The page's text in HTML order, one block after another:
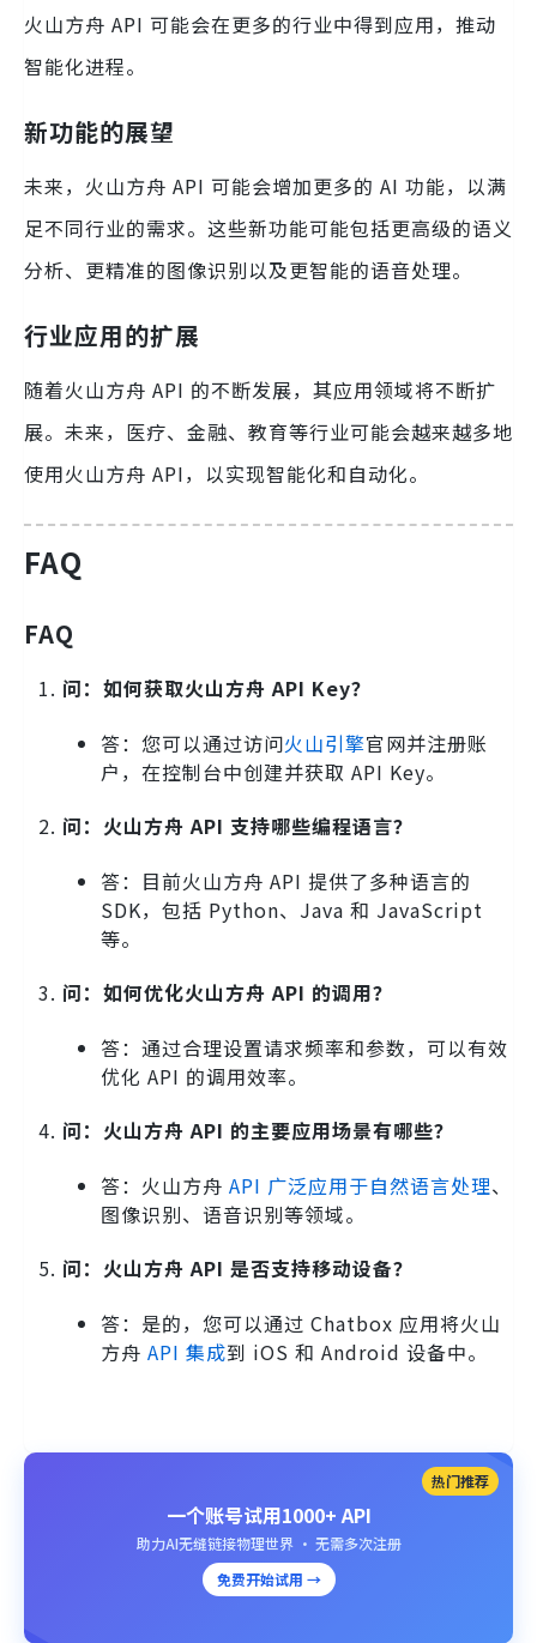
火山方舟 API 可能会在更多的行业中得到应用，推动
智能化进程。
新功能的展望
未来，火山方舟 API 可能会增加更多的 AI 功能，以满
足不同行业的需求。这些新功能可能包括更高级的语义
分析、更精准的图像识别以及更智能的语音处理。
行业应用的扩展
随着火山方舟 API 的不断发展，其应用领域将不断扩
展。未来，医疗、金融、教育等行业可能会越来越多地
使用火山方舟 API，以实现智能化和自动化。
FAQ
FAQ
问：如何获取火山方舟 API Key？
答：您可以通过访问火山引擎官网并注册账
户，在控制台中创建并获取 API Key。
问：火山方舟 API 支持哪些编程语言？
答：目前火山方舟 API 提供了多种语言的
SDK，包括 Python、Java 和 JavaScript
等。
问：如何优化火山方舟 API 的调用？
答：通过合理设置请求频率和参数，可以有效
优化 API 的调用效率。
问：火山方舟 API 的主要应用场景有哪些？
答：火山方舟 API 广泛应用于自然语言处理、
图像识别、语音识别等领域。
问：火山方舟 API 是否支持移动设备？
答：是的，您可以通过 Chatbox 应用将火山
方舟 API 集成到 iOS 和 Android 设备中。
热门推荐
一个账号试用1000+ API
助力AI无缝链接物理世界 · 无需多次注册
免费开始试用 →